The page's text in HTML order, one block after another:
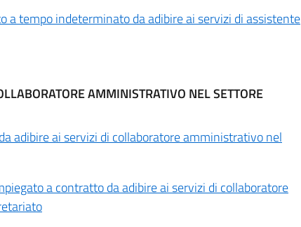
a tempo indeterminato da adibire ai servizi di assistente
AMMINISTRATIVO NEL SETTORE
adibire ai servizi di collaboratore amministrativo nel
a contratto da adibire ai servizi di collaboratore